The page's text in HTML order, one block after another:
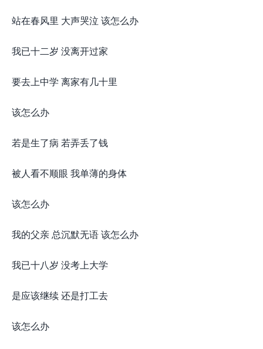
站在春风里 大声哭泣 该怎么办
我已十二岁 没离开过家
要去上中学 离家有几十里
该怎么办
若是生了病 若弄丢了钱
被人看不顺眼 我单薄的身体
该怎么办
我的父亲 总沉默无语 该怎么办
我已十八岁 没考上大学
是应该继续 还是打工去
该怎么办